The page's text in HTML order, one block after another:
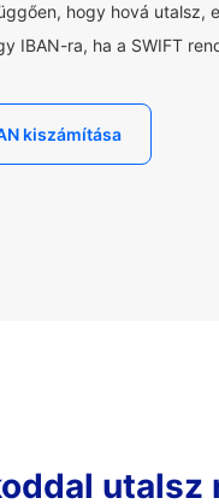
hogy hová utalsz,
IBAN-ra, ha a SWIFT
kiszámítása